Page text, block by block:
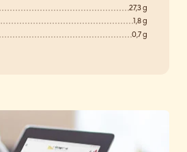
27,3 g
1,8 g
0,7 g